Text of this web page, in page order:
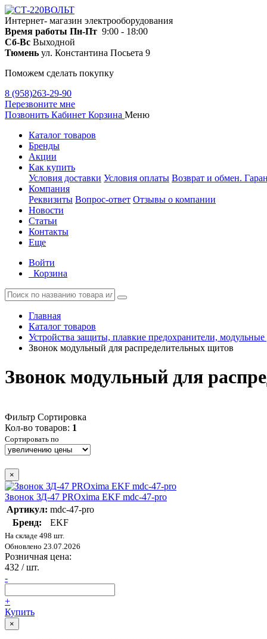
Интернет- магазин электрооборудования
Время работы Пн-Пт 9:00 - 18:00
Сб-Вс Выходной
Тюмень ул. Константина Посьета 9
Поможем сделать покупку
8 (958)263-29-90
Перезвоните мне
Позвонить Кабинет Корзина Меню
Каталог товаров
Бренды
Акции
Как купить
Условия доставки Условия оплаты Возврат и обмен.
Компания
Реквизиты Вопрос-ответ Отзывы о компании
Новости
Статьи
Контакты
Еще
Войти
Корзина
Главная
Каталог товаров
Устройства защиты, плавкие предохранители,
Звонок модульный для распределительных щитов
Звонок модульный для
Фильтр Сортировка
Кол-во товаров: 1
Сортировать по
×
Звонок ЗД-47 PROxima EKF mdc-47-pro
Артикул: mdc-47-pro
Бренд:
EKF
На складе 498 шт.
Обновлено 23.07.2026
Розничная цена:
432 / шт.
-
+
Купить
×